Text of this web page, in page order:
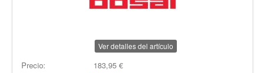
Ver detalles del artículo
Precio: 183,95€